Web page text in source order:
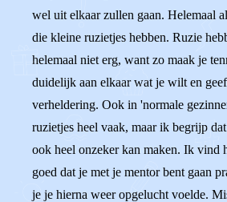
wel uit elkaar zullen gaan. Helemaal
die kleine ruzietjes hebben. Ruzie
helemaal niet erg, want zo maak je
duidelijk aan elkaar wat je wilt en
verheldering. Ook in 'normale
ruzietjes heel vaak, maar ik begrijp
ook heel onzeker kan maken. Ik vind
goed dat je met je mentor bent gaan
je je hierna weer opgelucht voelde.